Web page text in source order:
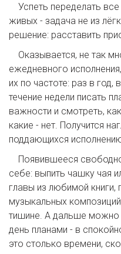
Успеть переделать
живых - задача не из
решение: расставить
Оказывается, не так
ежедневного
их по частоте: раз в год,
течение недели писать
важности и смотреть,
какие - нет. Получится
поддающихся
Появившееся
себе: выпить чашку чая
главы из любимой книги,
музыкальных
тишине. А дальше можно
день планами - в
это столько времени,